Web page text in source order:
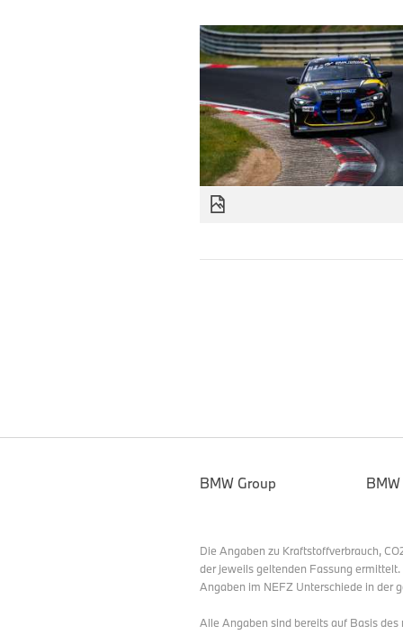
BMW Group BMW
Die Angaben zu Kraftstoffverbrauch,
der jeweils geltenden Fassung
Angaben im NEFZ Unterschiede in der
Alle Angaben sind bereits auf Basis